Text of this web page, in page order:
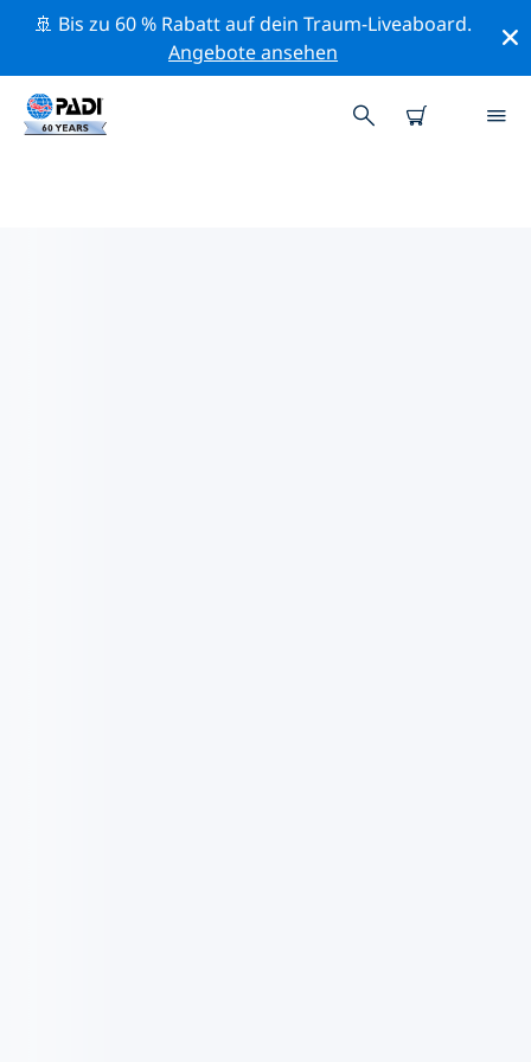
🚢 Bis zu 60 % Rabatt auf dein Traum-Liveaboard.
Angebote ansehen